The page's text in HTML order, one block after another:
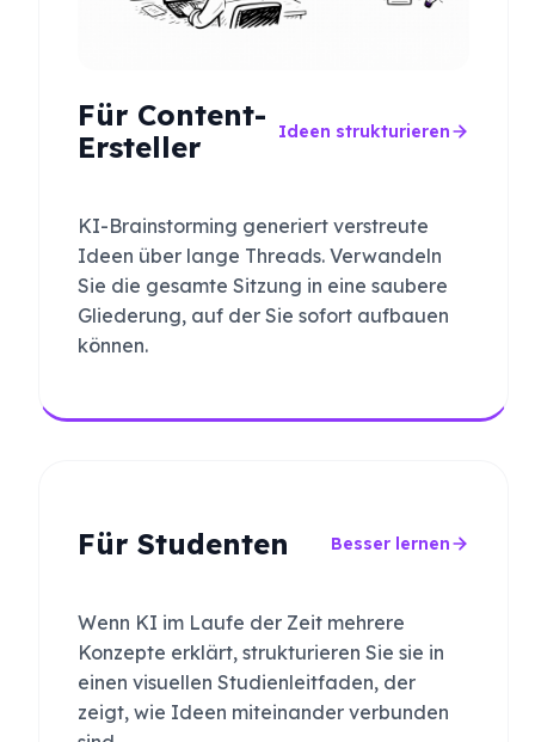
Für Content-
Ersteller
Ideen strukturieren
KI-Brainstorming generiert verstreute
Ideen über lange Threads. Verwandeln
Sie die gesamte Sitzung in eine saubere
Gliederung, auf der Sie sofort aufbauen
können.
Für Studenten Besser lernen
Wenn KI im Laufe der Zeit mehrere
Konzepte erklärt, strukturieren Sie sie in
einen visuellen Studienleitfaden, der
zeigt, wie Ideen miteinander verbunden